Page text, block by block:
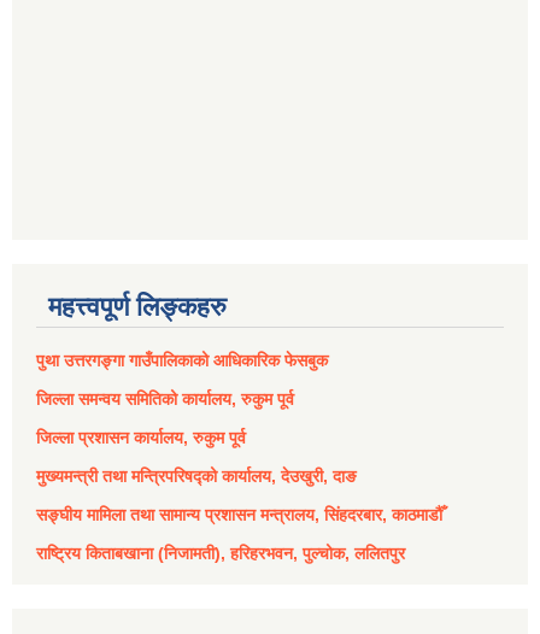
महत्त्वपूर्ण लिङ्कहरु
पुथा उत्तरगङ्गा गाउँपालिकाको आधिकारिक फेसबुक
जिल्ला समन्वय समितिको कार्यालय, रुकुम पूर्व
जिल्ला प्रशासन कार्यालय, रुकुम पूर्व
मुख्यमन्त्री तथा मन्त्रिपरिषद्को कार्यालय, देउखुरी, दाङ
सङ्घीय मामिला तथा सामान्य प्रशासन मन्त्रालय, सिंहदरबार, काठमाडौँ
राष्ट्रिय किताबखाना (निजामती), हरिहरभवन, पुल्चोक, ललितपुर